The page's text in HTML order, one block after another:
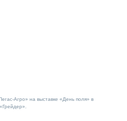
Агро» на выставке «День поля» в